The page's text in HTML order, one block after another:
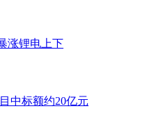
涨锂电上下
中标额约20亿元